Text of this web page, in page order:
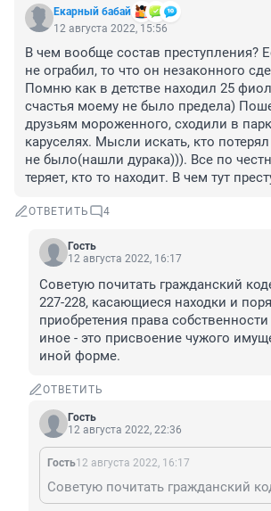
Екарный бабай
12 августа 2022, 15:56
В чем вообще состав преступления?
не ограбил, то что он незаконного
Помню как в детстве находил 25
счастья моему не было предела)
друзьям мороженного, сходили в
каруселях. Мысли искать, кто
не было(нашли дурака))). Все по
теряет, кто то находит. В чем тут
ОТВЕТИТЬ 4
Гость
12 августа 2022, 16:17
Советую почитать гражданский
227-228, касающиеся находки и
приобретения права
иное - это присвоение чужого
иной форме.
ОТВЕТИТЬ
Гость
12 августа 2022, 22:36
Гость12 августа 2022, 16:17